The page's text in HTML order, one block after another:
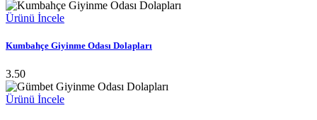
Ürünü İncele
Kumbahçe Giyinme Odası Dolapları
3.50
Ürünü İncele